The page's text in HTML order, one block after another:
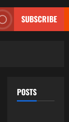
SUBSCRIBE
POSTS